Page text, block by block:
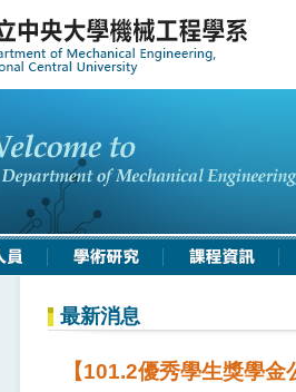
最新消息
【101.2優秀學生獎學金